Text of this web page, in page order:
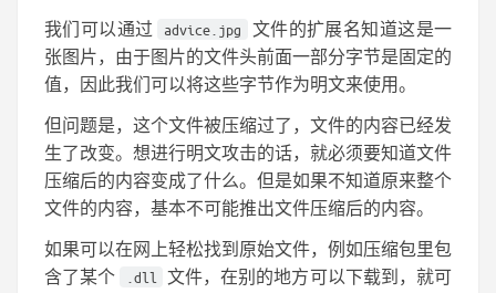
我们可以通过 advice.jpg
文件的扩展名知道这是一
张图片，由于图片的文件头前面一部分字节是固定的
值，因此我们可以将这些字节作为明文来使用。
但问题是，这个文件被压缩过了，文件的内容已经发
生了改变。想进行明文攻击的话，就必须要知道文件
压缩后的内容变成了什么。但是如果不知道原来整个
文件的内容，基本不可能推出文件压缩后的内容。
如果可以在网上轻松找到原始文件，例如压缩包里包
含了某个
.dll
文件，在别的地方可以下载到，就可